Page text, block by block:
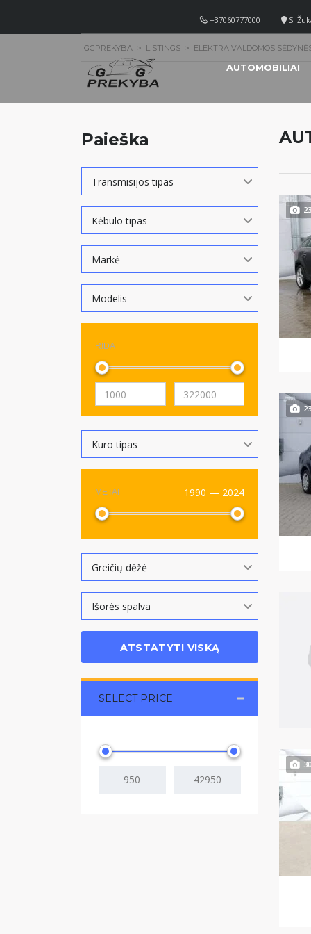
S.
+37060777000
AUTOMOBILIAI
GGPREKYBA > LISTINGS > ELEKTRA VALDOMOS
Paieška
Transmisijos tipas
Kėbulo tipas
Markė
Modelis
RIDA
Kuro tipas
METAI 1990 — 2024
Greičių dėžė
Išorės spalva
ATSTATYTI VISKĄ
SELECT PRICE
23
23
30